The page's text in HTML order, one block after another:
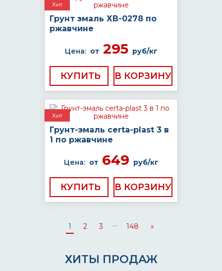
Хит
Грунт эмаль ХВ-0278 по
ржавчине
Цена: от295 руб/кг
КУПИТЬ
Хит
Грунт-эмаль certa-plast 3 в
1 по ржавчине
Цена: от649 руб/кг
КУПИТЬ
1 2 3 ... 148 »
ХИТЫ ПРОДАЖ